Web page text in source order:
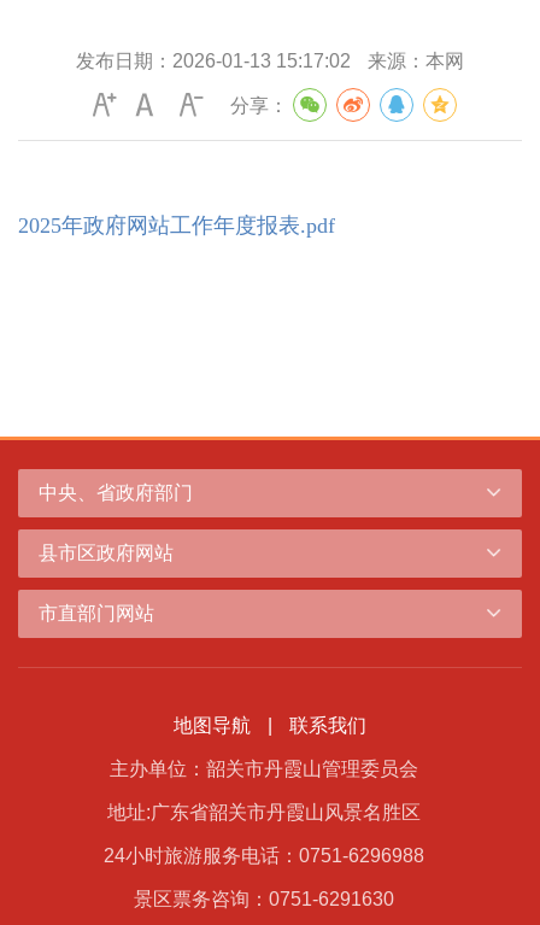
发布日期： 2026-01-13 15:17:02 来源： 本网
分享：
2025年政府网站工作年度报表.pdf
中央、省政府部门
县市区政府网站
市直部门网站
地图导航 联系我们
主办单位：韶关市丹霞山管理委员会
地址:广东省韶关市丹霞山风景名胜区
24小时旅游服务电话：0751-6296988
景区票务咨询：0751-6291630